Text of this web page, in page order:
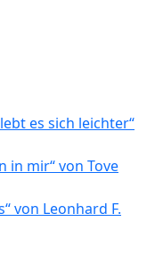
es sich leichter“
in mir“ von Tove
von Leonhard F.